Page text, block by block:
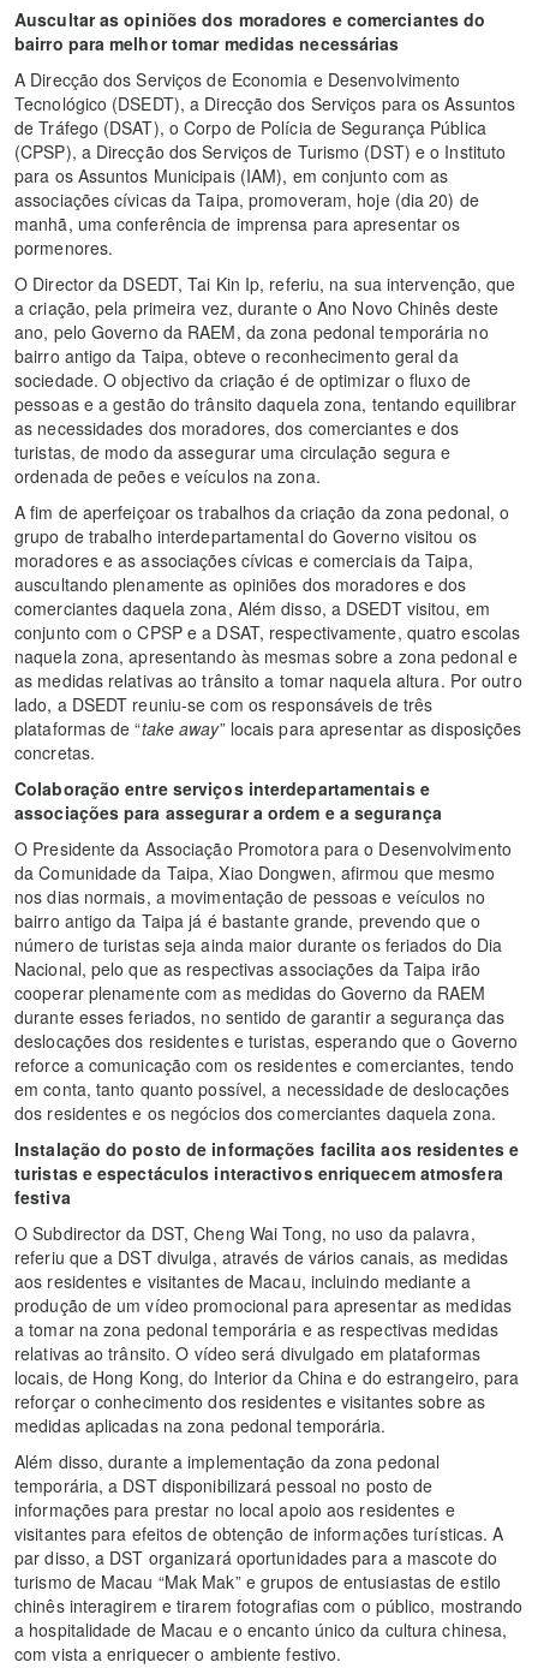
Auscultar as opiniões dos moradores e comerciantes do
bairro para melhor tomar medidas necessárias
A Direcção dos Serviços de Economia e Desenvolvimento
Tecnológico (DSEDT), a Direcção dos Serviços para os Assuntos
de Tráfego (DSAT), o Corpo de Polícia de Segurança Pública
(CPSP), a Direcção dos Serviços de Turismo (DST) e o Instituto
para os Assuntos Municipais (IAM), em conjunto com as
associações cívicas da Taipa, promoveram, hoje (dia 20) de
manhã, uma conferência de imprensa para apresentar os
pormenores.
O Director da DSEDT, Tai Kin Ip, referiu, na sua intervenção, que
a criação, pela primeira vez, durante o Ano Novo Chinês deste
ano, pelo Governo da RAEM, da zona pedonal temporária no
bairro antigo da Taipa, obteve o reconhecimento geral da
sociedade. O objectivo da criação é de optimizar o fluxo de
pessoas e a gestão do trânsito daquela zona, tentando equilibrar
as necessidades dos moradores, dos comerciantes e dos
turistas, de modo da assegurar uma circulação segura e
ordenada de peões e veículos na zona.
A fim de aperfeiçoar os trabalhos da criação da zona pedonal, o
grupo de trabalho interdepartamental do Governo visitou os
moradores e as associações cívicas e comerciais da Taipa,
auscultando plenamente as opiniões dos moradores e dos
comerciantes daquela zona, Além disso, a DSEDT visitou, em
conjunto com o CPSP e a DSAT, respectivamente, quatro escolas
naquela zona, apresentando às mesmas sobre a zona pedonal e
as medidas relativas ao trânsito a tomar naquela altura. Por outro
lado, a DSEDT reuniu-se com os responsáveis de três
plataformas de “take away” locais para apresentar as disposições
concretas.
Colaboração entre serviços interdepartamentais e
associações para assegurar a ordem e a segurança
O Presidente da Associação Promotora para o Desenvolvimento
da Comunidade da Taipa, Xiao Dongwen, afirmou que mesmo
nos dias normais, a movimentação de pessoas e veículos no
bairro antigo da Taipa já é bastante grande, prevendo que o
número de turistas seja ainda maior durante os feriados do Dia
Nacional, pelo que as respectivas associações da Taipa irão
cooperar plenamente com as medidas do Governo da RAEM
durante esses feriados, no sentido de garantir a segurança das
deslocações dos residentes e turistas, esperando que o Governo
reforce a comunicação com os residentes e comerciantes, tendo
em conta, tanto quanto possível, a necessidade de deslocações
dos residentes e os negócios dos comerciantes daquela zona.
Instalação do posto de informações facilita aos residentes e
turistas e espectáculos interactivos enriquecem atmosfera
festiva
O Subdirector da DST, Cheng Wai Tong, no uso da palavra,
referiu que a DST divulga, através de vários canais, as medidas
aos residentes e visitantes de Macau, incluindo mediante a
produção de um vídeo promocional para apresentar as medidas
a tomar na zona pedonal temporária e as respectivas medidas
relativas ao trânsito. O vídeo será divulgado em plataformas
locais, de Hong Kong, do Interior da China e do estrangeiro, para
reforçar o conhecimento dos residentes e visitantes sobre as
medidas aplicadas na zona pedonal temporária.
Além disso, durante a implementação da zona pedonal
temporária, a DST disponibilizará pessoal no posto de
informações para prestar no local apoio aos residentes e
visitantes para efeitos de obtenção de informações turísticas. A
par disso, a DST organizará oportunidades para a mascote do
turismo de Macau “Mak Mak” e grupos de entusiastas de estilo
chinês interagirem e tirarem fotografias com o público, mostrando
a hospitalidade de Macau e o encanto único da cultura chinesa,
com vista a enriquecer o ambiente festivo.